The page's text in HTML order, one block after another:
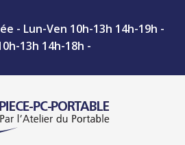
- Lun-Ven 10h-13h 14h-19h -
13h 14h-18h -